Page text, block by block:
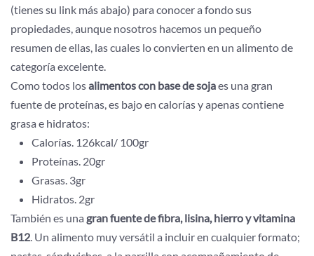
(tienes su link más abajo) para conocer a fondo sus
propiedades, aunque nosotros hacemos un pequeño
resumen de ellas, las cuales lo convierten en un alimento de
categoría excelente.
Como todos losalimentos con base de sojaes una gran
fuente de proteínas, es bajo en calorías y apenas contiene
grasa e hidratos:
Calorías. 126kcal/ 100gr
Proteínas. 20gr
Grasas. 3gr
Hidratos. 2gr
También es una gran fuente de fibra, lisina, hierro y vitamina
B12 . Un alimento muy versátil a incluir en cualquier formato;